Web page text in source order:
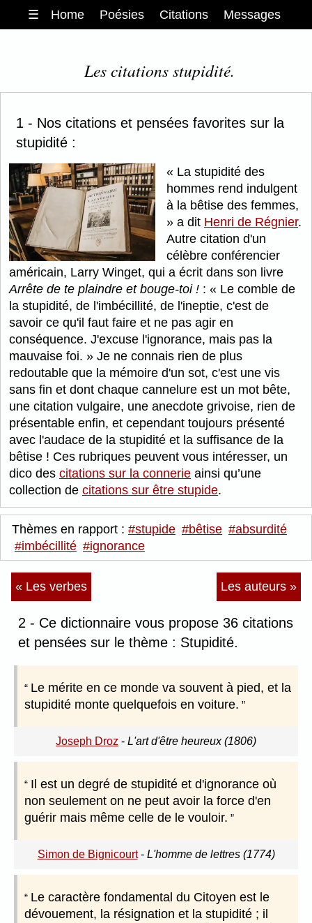
☰ Home Poésies Citations Messages
Les citations stupidité.
1 - Nos citations et pensées favorites sur la
stupidité :
La stupidité des
hommes rend indulgent
à la bêtise des femmes,
a dit Henri de Régnier.
Autre citation d'un
célèbre conférencier
américain, Larry Winget, qui a écrit dans son livre
Arrête de te plaindre et bouge-toi ! :
Le comble de
la stupidité, de l'imbécillité, de l'ineptie, c'est de
savoir ce qu'il faut faire et ne pas agir en
conséquence. J'excuse l'ignorance, mais pas la
mauvaise foi.
Je ne connais rien de plus
redoutable que la mémoire d'un sot, c'est une vis
sans fin et dont chaque cannelure est un mot bête,
une citation vulgaire, une anecdote grivoise, rien de
présentable enfin, et cependant toujours présenté
avec l'audace de la stupidité et la suffisance de la
bêtise ! Ces rubriques peuvent vous intéresser, un
dico des citations sur la connerie ainsi qu’une
collection de citations sur être stupide.
Thèmes en rapport : #stupide #bêtise #absurdité
#imbécillité #ignorance
« Les verbes Les auteurs »
2 - Ce dictionnaire vous propose 36 citations
et pensées sur le thème : Stupidité.
Le mérite en ce monde va souvent à pied, et la
stupidité monte quelquefois en voiture.
Joseph Droz - L'art d'être heureux (1806)
Il est un degré de stupidité et d'ignorance où
non seulement on ne peut avoir la force d'en
guérir mais même celle de le vouloir.
Simon de Bignicourt- L'homme de lettres (1774)
Le caractère fondamental du Citoyen est le
dévouement, la résignation et la stupidité ; il